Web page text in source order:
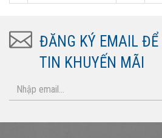
ĐĂNG KÝ EMAIL
TIN KHUYẾN MÃI